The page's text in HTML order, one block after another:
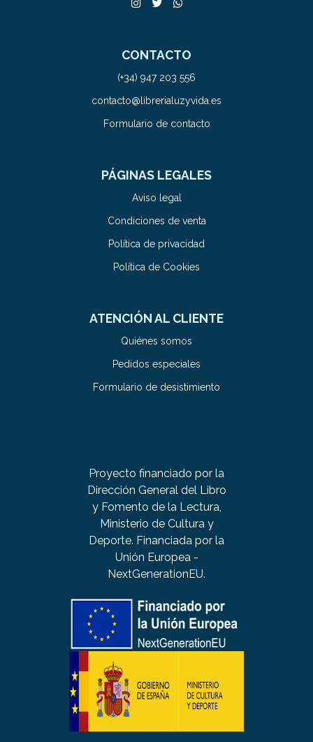
CONTACTO
(+34) 947 203 556
contacto@librerialuzyvida.es
Formulario de contacto
PÁGINAS LEGALES
Aviso legal
Condiciones de venta
Política de privacidad
Política de Cookies
ATENCIÓN AL CLIENTE
Quiénes somos
Pedidos especiales
Formulario de desistimiento
Proyecto financiado por la
Dirección General del Libro
y Fomento de la Lectura,
Ministerio de Cultura y
Deporte. Financiada por la
Unión Europea -
NextGenerationEU.